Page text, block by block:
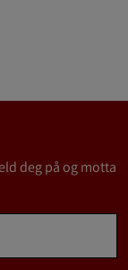
deg på og motta